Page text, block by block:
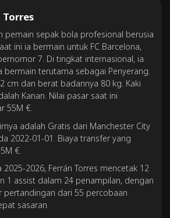
pemain sepak bola profesional berusia
ini ia bermain untuk FC Barcelona,
7. Di tingkat internasional, ia
bermain terutama sebagai Penyerang.
cm dan berat badannya 80 kg. Kaki
Kanan. Nilai pasar saat ini
55M €.
adalah Gratis dari Manchester City
2022-01-01. Biaya transfer yang
€.
2025-2026, Ferrán Torres mencetak 12
1 assist dalam 24 penampilan, dengan
pertandingan dari 55 percobaan
sasaran.